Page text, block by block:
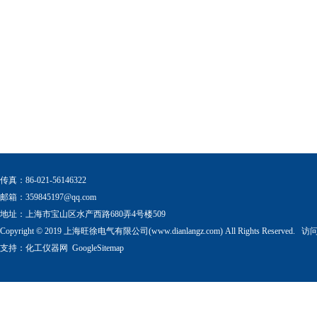
传真：86-021-56146322
邮箱： 359845197@qq.com
地址：上海市宝山区水产西路680弄4号楼509
Copyright © 2019 上海旺徐电气有限公司(www.dianlangz.com) All Rights Reserved. 访
支持： 化工仪器网 GoogleSitemap